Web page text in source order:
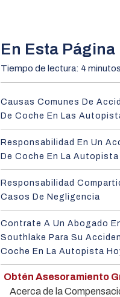
En Esta Página
Tiempo de lectura: 4 minutos
Causas Comunes De
De Coche En Las
Responsabilidad En Un
De Coche En La Autopista
Responsabilidad
Casos De Negligencia
Contrate A Un Abogado
Southlake Para Su
Coche En La Autopista
Obtén Asesoramiento
Acerca de la